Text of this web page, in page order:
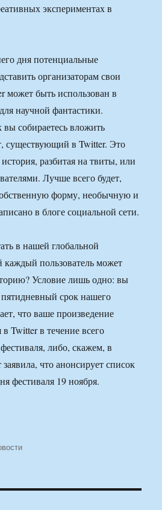
экспериментах в
дня потенциальные
организаторам свои
может быть использован в
научной фантастики.
вы собираетесь вложить
существующий в Twitter. Это
разбитая на твиты, или
Лучше всего будет,
форму, необычную и
в блоге социальной сети.
в нашей глобальной
каждый пользователь может
Условие лишь одно: вы
срок нашего
что ваше произведение
Twitter в течение всего
либо, скажем, в
что анонсирует список
фестиваля 19 ноября.